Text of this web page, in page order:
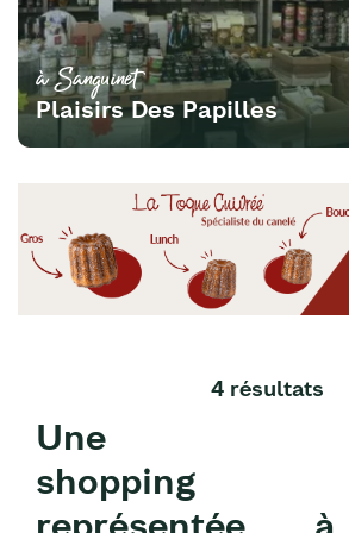
à Sanguinet
Plaisirs Des Papilles
4 résultats
Une
shopping